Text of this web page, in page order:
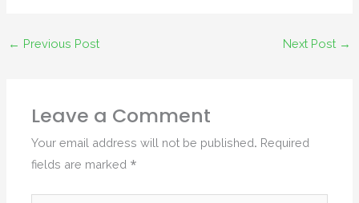
← Previous Post Next Post →
Leave a Comment
Your email address will not be published. Required
fields are marked *